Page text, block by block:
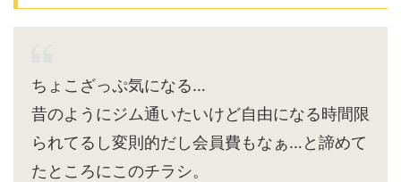
ちょこざっぷ気になる…
昔のようにジム通いたいけど自由になる時間限
られてるし変則的だし会員費もなぁ…と諦めて
たところにこのチラシ。